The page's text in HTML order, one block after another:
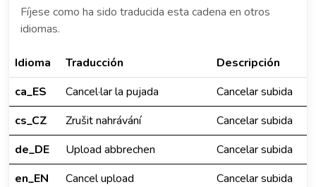
Fíjese como ha sido traducida esta cadena en otros
idiomas.
Idioma Traducción
Descripción
ca_ES
Cancel·lar la pujada
Cancelar subida
cs_CZ
Zrušit nahrávání
Cancelar subida
de_DE
Upload abbrechen
Cancelar subida
en_EN
Cancel upload
Cancelar subida